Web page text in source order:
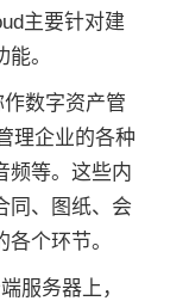
主要针对建
。
数字资产管
理企业的各种
频等。这些内
同、图纸、会
个环节。
服务器上，